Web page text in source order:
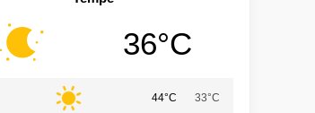
36°C
44°C 33°C